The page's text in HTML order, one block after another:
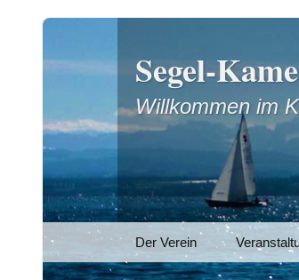
Segel-
Willkommen im
Inhalt
springen
Der Verein